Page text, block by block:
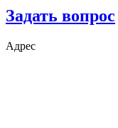
Задать вопрос
Адрес